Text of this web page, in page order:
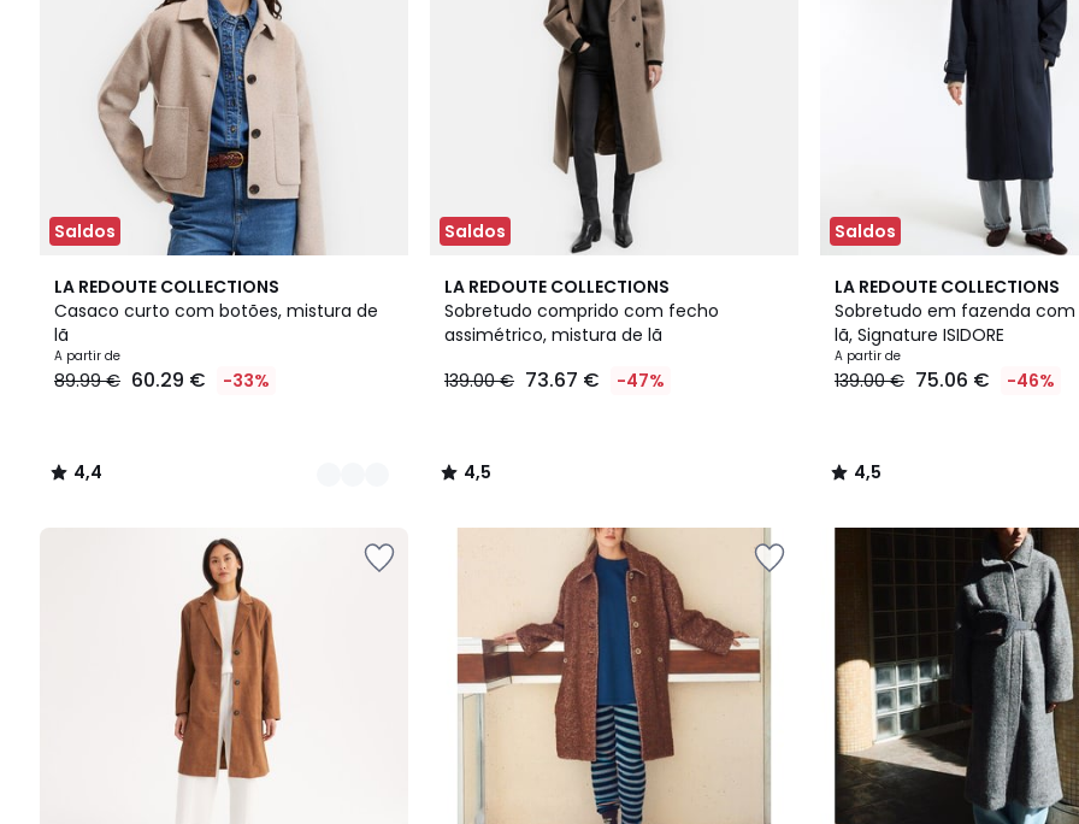
Saldos
LA REDOUTE COLLECTIONS
Casaco curto com botões, mistura de
lã
A partir de
89.99 € 60.29 € -33%
4,4
/ 5
2
Cores
4,4
/
Saldos
LA REDOUTE COLLECTIONS
Sobretudo comprido com fecho
assimétrico, mistura de lã
139.00 € 73.67 € -47%
4,5
/ 5
4,5
/
Saldos
LA REDOUTE COLLECTIONS
Sobretudo em fazenda
lã, Signature ISIDORE
A partir de
139.00 € 75.06 € -46%
4,5
/ 5
2
Cores
4,5
/